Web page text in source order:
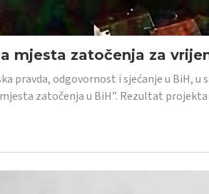
mjesta zatočenja za
pravda, odgovornost i sjećanje u BiH,
zatočenja u BiH”. Rezultat